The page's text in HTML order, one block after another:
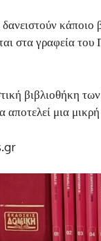
κάποιο
στα γραφεία
βιβλιοθήκη
αποτελεί μια